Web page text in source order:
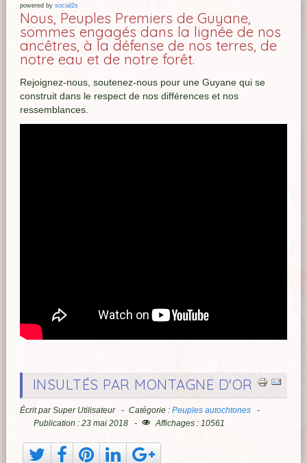
powered by social2s
Nous, Peuples Premiers de Guyane,
sommes engagés dans la lignée de nos
ancêtres, à la défense de nos terres, de
notre eau et de notre forêt.
Rejoignez-nous, soutenez-nous pour une Guyane qui se
construit dans le respect de nos différences et nos
ressemblances.
INSULTÉS PAR MONTAGNE D'OR
Écrit parSuper Utilisateur Catégorie : Peuples autochtones
Publication : 23 mai 2018
Affichages : 10561